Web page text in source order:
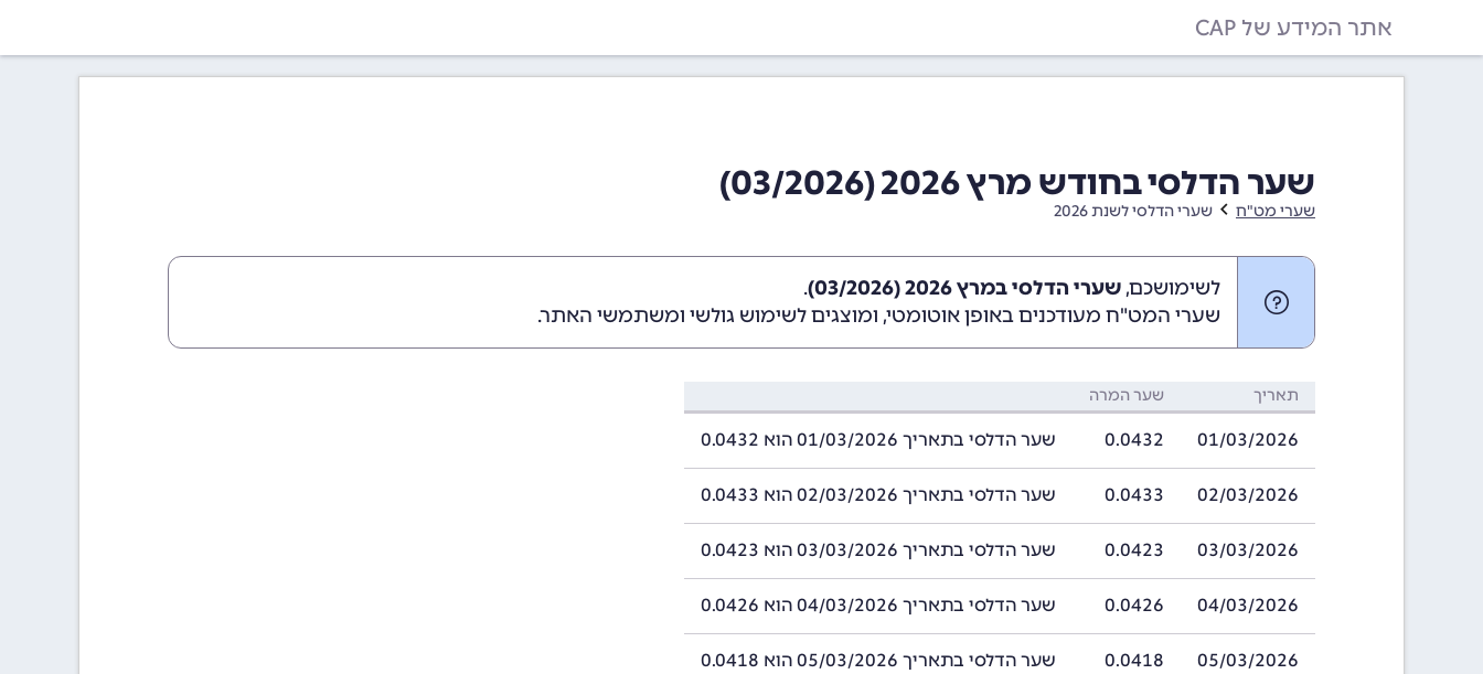
אתר המידע של CAP
שער הדלסי בחודש מרץ 2026 (03/2026)
שערי מט"ח שערי הדלסי לשנת 2026
לשימושכם, שערי הדלסי במרץ 2026 (03/2026)
.
שערי המט"ח מעודכנים באופן אוטומטי, ומוצגים לשימוש גולשי ומשתמשי האתר.
תאריך שער המרה
01/03/2026
0.0432 שער הדלסי בתאריך 01/03/2026 הוא 0.0432
02/03/2026
0.0433 שער הדלסי בתאריך 02/03/2026 הוא 0.0433
03/03/2026
0.0423 שער הדלסי בתאריך 03/03/2026 הוא 0.0423
04/03/2026
0.0426 שער הדלסי בתאריך 04/03/2026 הוא 0.0426
05/03/2026
0.0418 שער הדלסי בתאריך 05/03/2026 הוא 0.0418